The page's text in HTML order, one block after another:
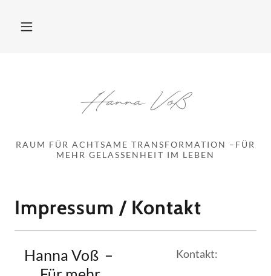
RAUM FÜR ACHTSAME TRANSFORMATION –FÜR
MEHR GELASSENHEIT IM LEBEN
Impressum / Kontakt
Hanna Voß –
Kontakt: